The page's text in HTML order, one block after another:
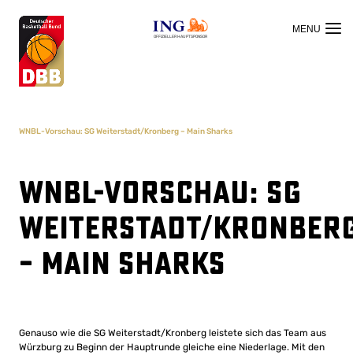
OFFIZIELLER HAUPTSPONSOR
WNBL-Vorschau: SG Weiterstadt/Kronberg – Main Sharks
WNBL-Vorschau: SG
Weiterstadt/
– Main Sharks
Genauso wie die SG Weiterstadt/Kronberg leistete sich das Team aus
Würzburg zu Beginn der Hauptrunde gleiche eine Niederlage. Mit den